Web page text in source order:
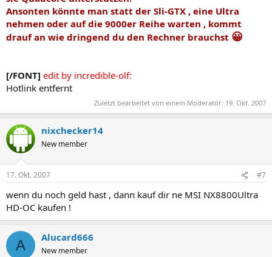
Ansonten könnte man statt der Sli-GTX , eine Ultra
nehmen oder auf die 9000er Reihe warten , kommt
drauf an wie dringend du den Rechner brauchst 😀
[/FONT] edit by incredible-olf:
Hotlink entfernt
Zuletzt bearbeitet von einem Moderator: 19. Okt. 2007
nixchecker14
New member
17. Okt. 2007 #7
wenn du noch geld hast , dann kauf dir ne MSI NX8800Ultra
HD-OC kaufen !
A Alucard666
New member